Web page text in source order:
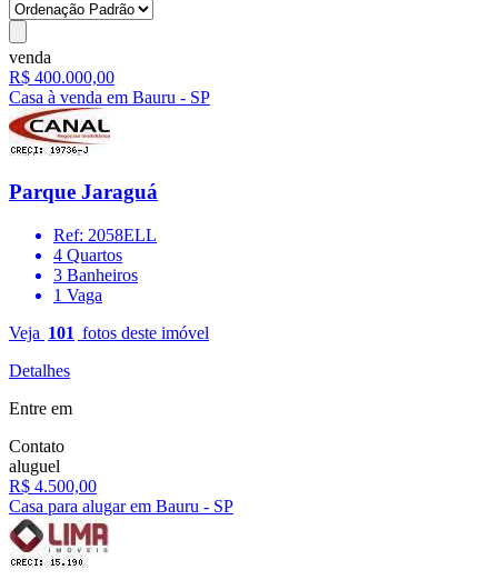
venda
R$ 400.000,00
Casa à venda em Bauru - SP
Parque Jaraguá
Ref: 2058ELL
4 Quartos
3 Banheiros
1 Vaga
Veja 101 fotos deste imóvel
Detalhes
Entre em
Contato
aluguel
R$ 4.500,00
Casa para alugar em Bauru - SP